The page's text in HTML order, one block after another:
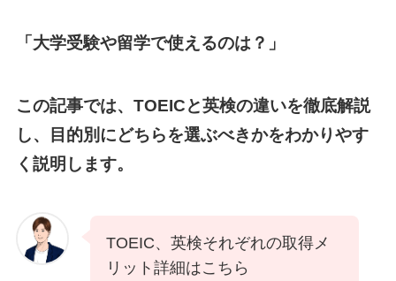
「大学受験や留学で使えるのは？」
この記事では、TOEICと英検の違いを徹底解説
し、目的別にどちらを選ぶべきかをわかりやす
く説明します。
TOEIC、英検それぞれの取得メ
リット詳細はこちら